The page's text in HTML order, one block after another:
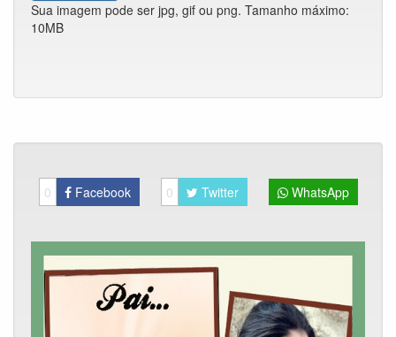
Sua imagem pode ser jpg, gif ou png. Tamanho máximo:
10MB
0 Facebook 0 Twitter WhatsApp